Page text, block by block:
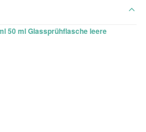
50 ml Glassprühflasche leere